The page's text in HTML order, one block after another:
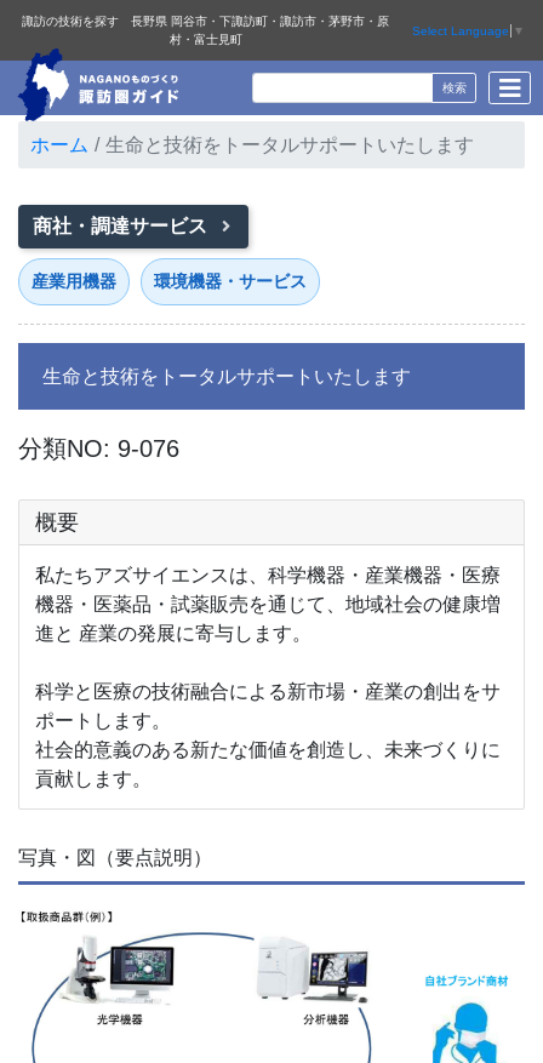
諏訪の技術を探す 長野県 岡谷市・下諏訪町・諏訪市・茅野市・原
村・富士見町
Select Language ▼
ホーム 生命と技術をトータルサポートいたします
商社・調達サービス
産業用機器 環境機器・サービス
生命と技術をトータルサポートいたします
分類NO: 9-076
概要
私たちアズサイエンスは、科学機器・産業機器・医療
機器・医薬品・試薬販売を通じて、地域社会の健康増
進と 産業の発展に寄与します。
科学と医療の技術融合による新市場・産業の創出をサ
ポートします。
社会的意義のある新たな価値を創造し、未来づくりに
貢献します。
写真・図（要点説明）